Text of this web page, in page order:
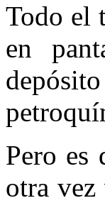
Todo el
en
Pero es
otra